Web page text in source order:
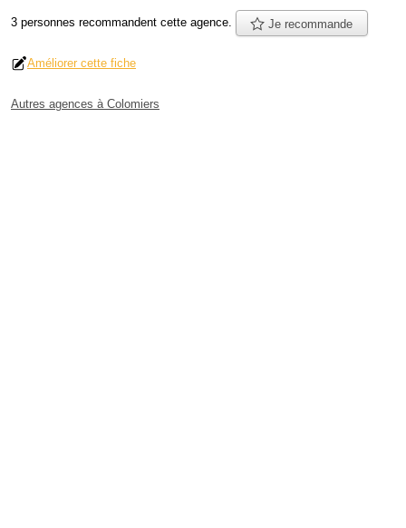
3 personnes recommandent cette agence. Je recommande
Améliorer cette fiche
Autres agences à Colomiers